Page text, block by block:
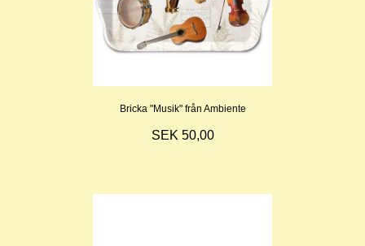
Bricka "Musik" från Ambiente
SEK 50,00